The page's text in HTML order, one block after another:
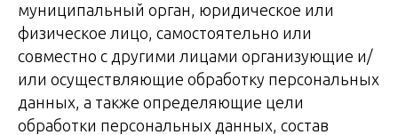
муниципальный орган, юридическое или
физическое лицо, самостоятельно или
совместно с другими лицами организующие и/
или осуществляющие обработку персональных
данных, а также определяющие цели
обработки персональных данных, состав